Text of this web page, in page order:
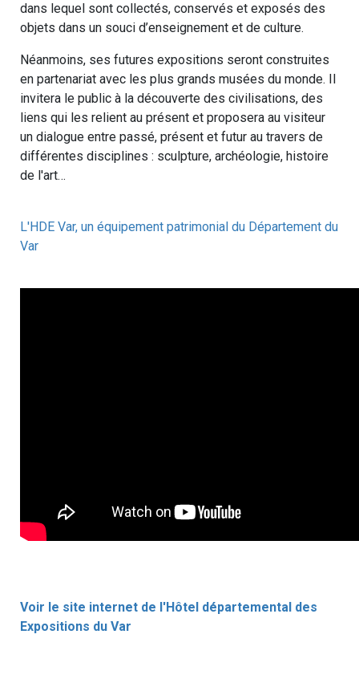
dans lequel sont collectés, conservés et exposés des
objets dans un souci d’enseignement et de culture.
Néanmoins, ses futures expositions seront construites
en partenariat avec les plus grands musées du monde. Il
invitera le public à la découverte des civilisations, des
liens qui les relient au présent et proposera au visiteur
un dialogue entre passé, présent et futur au travers de
différentes disciplines : sculpture, archéologie, histoire
de l'art…
L'HDE Var, un équipement patrimonial du Département du
Var
Voir le site internet de l'Hôtel départemental des
Expositions du Var